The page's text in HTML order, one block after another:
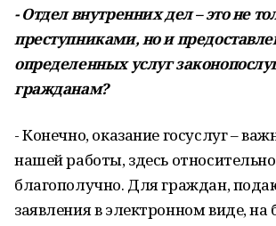
- Отдел внутренних дел – это не
преступниками, но и
определенных услуг
гражданам?
- Конечно, оказание госуслуг –
нашей работы, здесь относитель­но
благополучно. Для граждан,
заявления в электронном виде, на